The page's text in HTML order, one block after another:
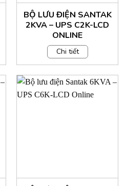
BỘ LƯU ĐIỆN SANTAK
2KVA – UPS C2K-LCD
ONLINE
Chi tiết